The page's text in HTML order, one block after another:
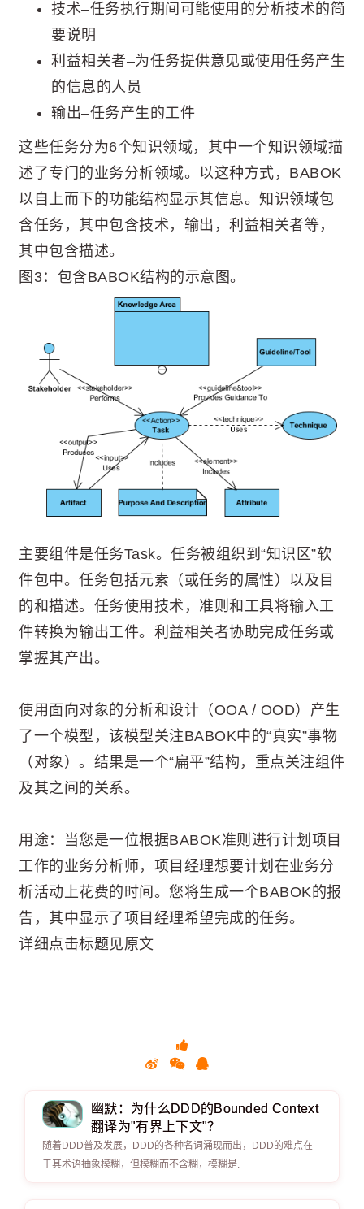
技术–任务执行期间可能使用的分析技术的简
要说明
利益相关者–为任务提供意见或使用任务产生
的信息的人员
输出–任务产生的工件
这些任务分为6个知识领域，其中一个知识领域描
述了专门的业务分析领域。以这种方式，BABOK
以自上而下的功能结构显示其信息。知识领域包
含任务，其中包含技术，输出，利益相关者等，
其中包含描述。
图3：包含BABOK结构的示意图。
主要组件是任务Task。任务被组织到“知识区”软
件包中。任务包括元素（或任务的属性）以及目
的和描述。任务使用技术，准则和工具将输入工
件转换为输出工件。利益相关者协助完成任务或
掌握其产出。
使用面向对象的分析和设计（OOA / OOD）产生
了一个模型，该模型关注BABOK中的“真实”事物
（对象）。结果是一个“扁平”结构，重点关注组件
及其之间的关系。
用途：当您是一位根据BABOK准则进行计划项目
工作的业务分析师，项目经理想要计划在业务分
析活动上花费的时间。您将生成一个BABOK的报
告，其中显示了项目经理希望完成的任务。
详细点击标题见原文
幽默：为什么DDD的Bounded Context
翻译为"有界上下文"？
随着DDD普及发展，DDD的各种名词涌现而出，DDD的难点在
于其术语抽象模糊，但模糊而不含糊，模糊是.